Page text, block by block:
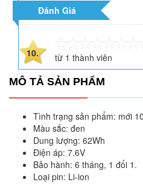
Đánh Giá
10. từ 1 thành viên
MÔ TẢ SẢN PHẨM
Tình trạng sản phẩm: mới
Màu sắc: đen
Dung lượng: 62Wh
Điện áp: 7.6V
Bảo hành: 6 tháng, 1 đổi 1.
Loại pin: Li-ion